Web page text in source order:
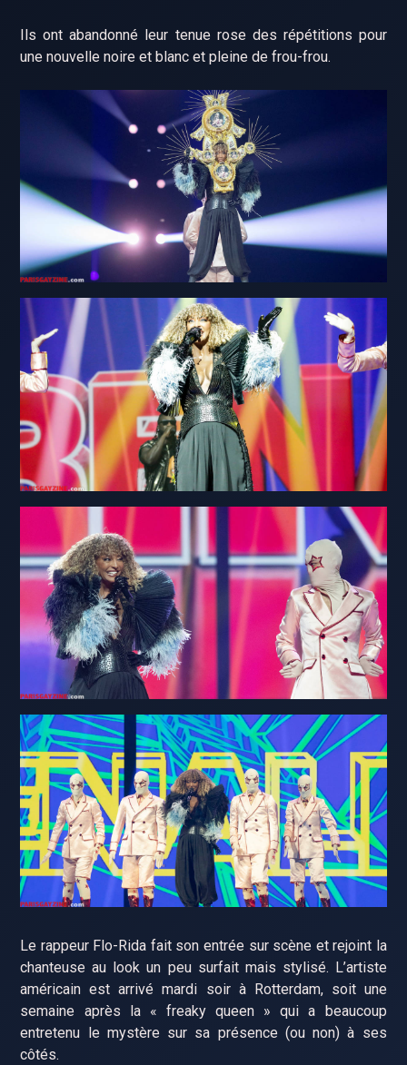
Ils ont abandonné leur tenue rose des répétitions pour
une nouvelle noire et blanc et pleine de frou-frou.
Le rappeur Flo-Rida fait son entrée sur scène et rejoint la
chanteuse au look un peu surfait mais stylisé. L’artiste
américain est arrivé mardi soir à Rotterdam, soit une
semaine après la « freaky queen » qui a beaucoup
entretenu le mystère sur sa présence (ou non) à ses
côtés.